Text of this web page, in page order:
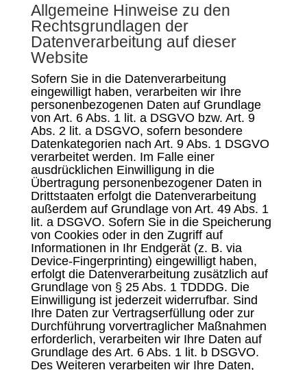
Allgemeine Hinweise zu den
Rechtsgrundlagen der
Datenverarbeitung auf dieser
Website
Sofern Sie in die Datenverarbeitung
eingewilligt haben, verarbeiten wir Ihre
personenbezogenen Daten auf Grundlage
von Art. 6 Abs. 1 lit. a DSGVO bzw. Art. 9
Abs. 2 lit. a DSGVO, sofern besondere
Datenkategorien nach Art. 9 Abs. 1 DSGVO
verarbeitet werden. Im Falle einer
ausdrücklichen Einwilligung in die
Übertragung personenbezogener Daten in
Drittstaaten erfolgt die Datenverarbeitung
außerdem auf Grundlage von Art. 49 Abs. 1
lit. a DSGVO. Sofern Sie in die Speicherung
von Cookies oder in den Zugriff auf
Informationen in Ihr Endgerät (z. B. via
Device-Fingerprinting) eingewilligt haben,
erfolgt die Datenverarbeitung zusätzlich auf
Grundlage von § 25 Abs. 1 TDDDG. Die
Einwilligung ist jederzeit widerrufbar. Sind
Ihre Daten zur Vertragserfüllung oder zur
Durchführung vorvertraglicher Maßnahmen
erforderlich, verarbeiten wir Ihre Daten auf
Grundlage des Art. 6 Abs. 1 lit. b DSGVO.
Des Weiteren verarbeiten wir Ihre Daten,